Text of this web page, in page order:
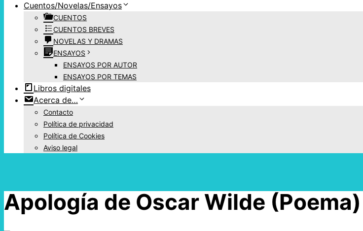
Cuentos/Novelas/Ensayos
CUENTOS
CUENTOS BREVES
NOVELAS Y DRAMAS
ENSAYOS
ENSAYOS POR AUTOR
ENSAYOS POR TEMAS
Libros digitales
Acerca de…
Contacto
Política de privacidad
Política de Cookies
Aviso legal
Apología de Oscar Wilde (Poema)